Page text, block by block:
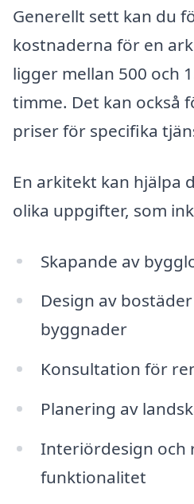
Generellt sett kan du
kostnaderna för en
ligger mellan 500 och
timme. Det kan också
priser för specifika
En arkitekt kan hjälpa
olika uppgifter, som
Skapande av
Design av
byggnader
Konsultation för
Planering av
Interiördesign och
funktionalitet